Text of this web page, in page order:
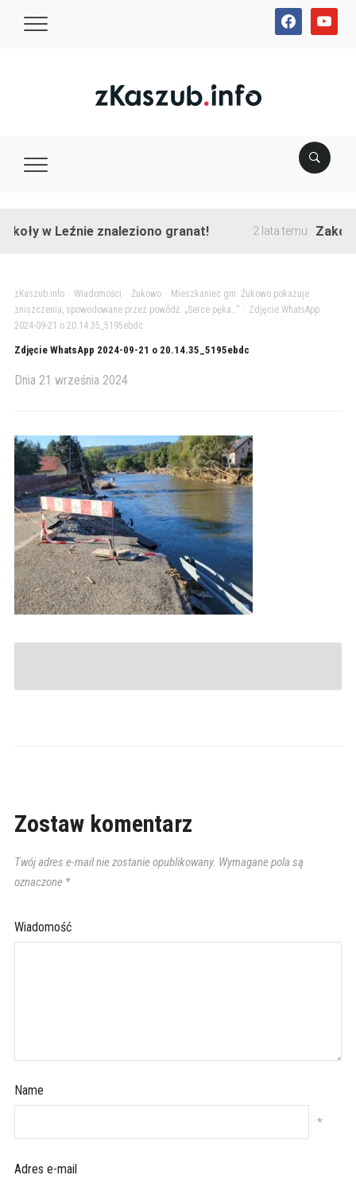
facebookyoutube
w Leźnie znaleziono granat! 2 lata temu
zKaszub.info> Wiadomości Żukowo>
Mieszkaniec gm. Żukowo pokazuje
zniszczenia, spowodowane przez powódź. „Serce pęka…”> Zdjęcie WhatsApp
2024-09-21 o 20.14.35_5195ebdc
Zdjęcie WhatsApp 2024-09-21 o 20.14.35_5195ebdc
Dnia 21 września 2024
Zostaw komentarz
Twój adres e-mail nie zostanie opublikowany. Wymagane pola są
oznaczone *
Wiadomość
Name
*
Adres e-mail